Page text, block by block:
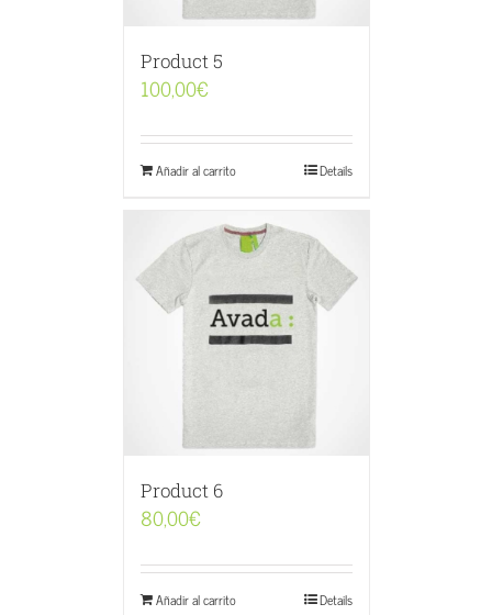
Product 5
100,00€
Añadir al carrito Details
Product 6
80,00€
Añadir al carrito Details